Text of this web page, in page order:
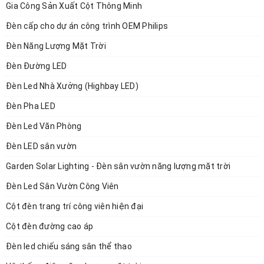
Nhiệt độ màu: 6500k màu trắng, 3000k vàng
Có bảng điện cửa cột
Có bù lông + khung móng: M16*240*240*4 mm
ĐÈN SÂN VƯỜN
ZALAA Cung cấp sản phẩm Đèn sân vườn với nhiều chủng loại
Mẫu Mã đa dạng bao Gồn Đèn Jupiter, Cầu D300,D400, Cầu sen,
ZALAA chuyên sản xuất và phân phối trực tiếp các loại đèn chiếu
mắt, đèn albany, cầu PMMA D400, cầu sen đèn sân vườn mà
chúng tôi sản xuất dựa trên phần mềm tính cột chuyên dụng và
lý gắt gắt về chất lượng sản phẩm đầu ra nên sản phẩm của
chúng tôi luôn luôn đạt chất lượng ISO 9001 – 2008.
Gia Công Sản Xuất Cột Thông Minh
Đèn cấp cho dự án công trình OEM Philips
Đèn Năng Lượng Mặt Trời
Đèn Đường LED
Đèn Led Nhà Xưởng (Highbay LED)
Đèn Pha LED
Đèn Led Văn Phòng
Đèn LED sân vườn
Garden Solar Lighting - Đèn sân vườn năng lượng mặt trời
Đèn Led Sân Vườn Công Viên
Cột đèn trang trí công viên hiện đại
Cột đèn đường cao áp
Đèn led chiếu sáng sân thể thao